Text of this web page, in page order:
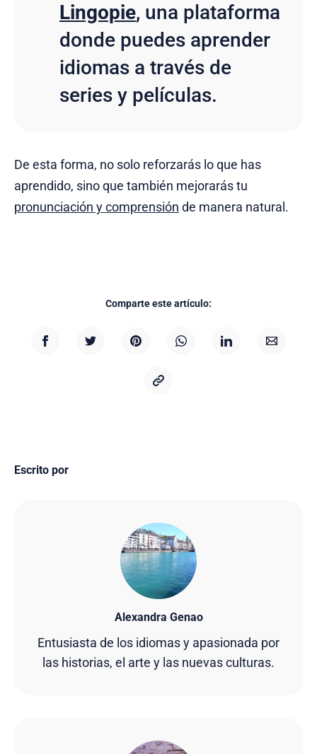
Lingopie, una plataforma
donde puedes aprender
idiomas a través de
series y películas.
De esta forma, no solo reforzarás lo que has
aprendido, sino que también mejorarás tu
pronunciación y comprensión de manera natural.
Comparte este artículo:
Escrito por
Alexandra Genao
Entusiasta de los idiomas y apasionada por
las historias, el arte y las nuevas culturas.